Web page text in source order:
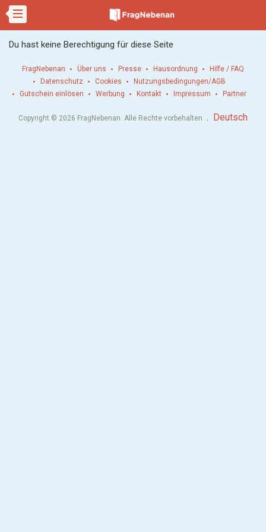
Du hast keine Berechtigung für diese Seite
FragNebenan Über uns Presse Hausordnung
Hilfe / FAQ
Datenschutz
Cookies
Nutzungsbedingungen/AGB
Gutschein einlösen
Werbung Kontakt Impressum Partner
Copyright © 2026 FragNebenan. Alle Rechte vorbehalten . Deutsch